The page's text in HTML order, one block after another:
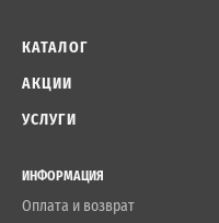
КАТАЛОГ
АКЦИИ
УСЛУГИ
ИНФОРМАЦИЯ
Оплата и возврат